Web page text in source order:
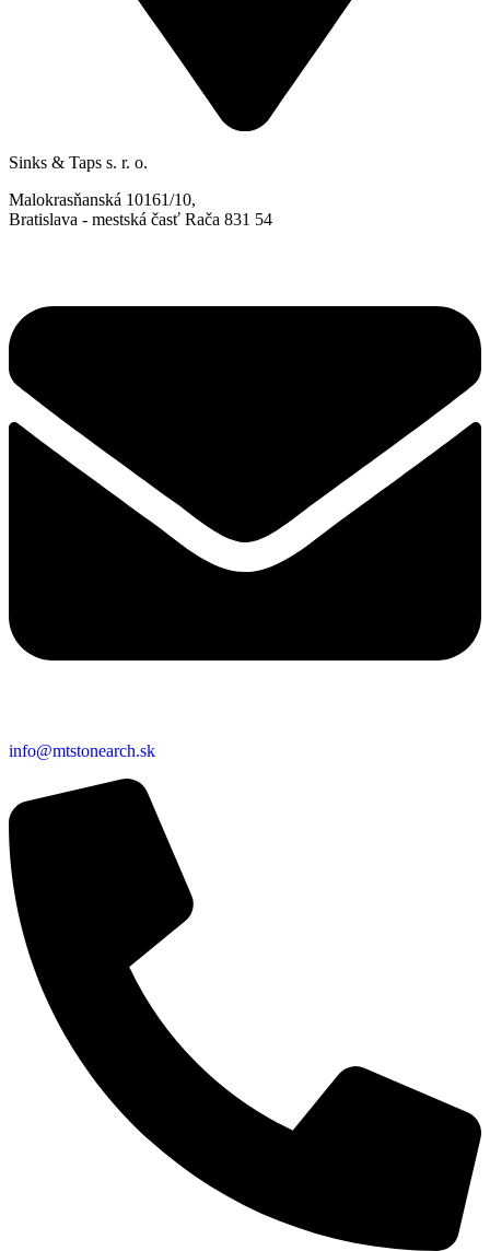
Sinks & Taps s. r. o.
Malokrasňanská 10161/10,
Bratislava - mestská časť Rača 831 54
info@mtstonearch.sk